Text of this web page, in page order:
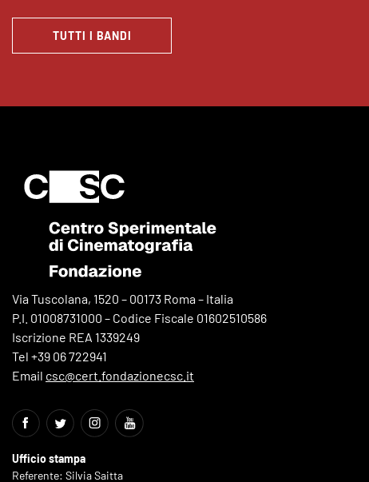
TUTTI I BANDI
Via Tuscolana, 1520 – 00173 Roma – Italia
P.I. 01008731000 – Codice Fiscale 01602510586
Iscrizione REA 1339249
Tel +39 06 722941
Email csc@cert.fondazionecsc.it
Ufficio stampa
Referente: Silvia Saitta